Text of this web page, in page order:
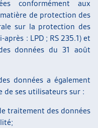
conformément aux
de protection des
sur la protection des
: LPD ; RS 235.1) et
données du 31 août
données a également
de ses utilisateurs sur :
traitement des données